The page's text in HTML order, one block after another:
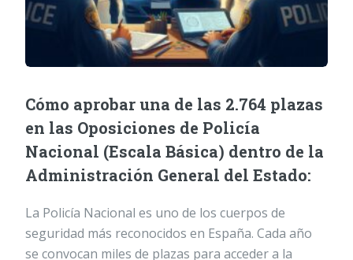
Cómo aprobar una de las 2.764 plazas
en las Oposiciones de Policía
Nacional (Escala Básica) dentro de la
Administración General del Estado:
La Policía Nacional es uno de los cuerpos de
seguridad más reconocidos en España. Cada año
se convocan miles de plazas para acceder a la